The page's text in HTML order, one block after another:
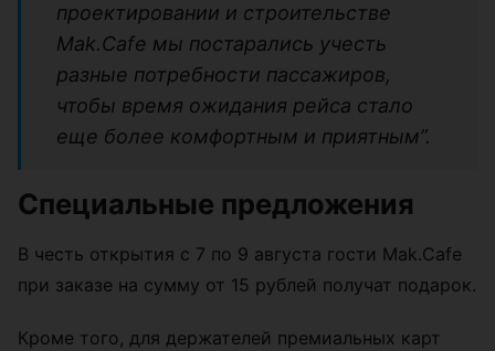
проектировании и строительстве
Mak.Cafe мы постарались учесть
разные потребности пассажиров,
чтобы время ожидания рейса стало
еще более комфортным и приятным”.
Специальные предложения
В честь открытия с 7 по 9 августа гости Mak.Cafe
при заказе на сумму от 15 рублей получат подарок.
Кроме того, для держателей премиальных карт